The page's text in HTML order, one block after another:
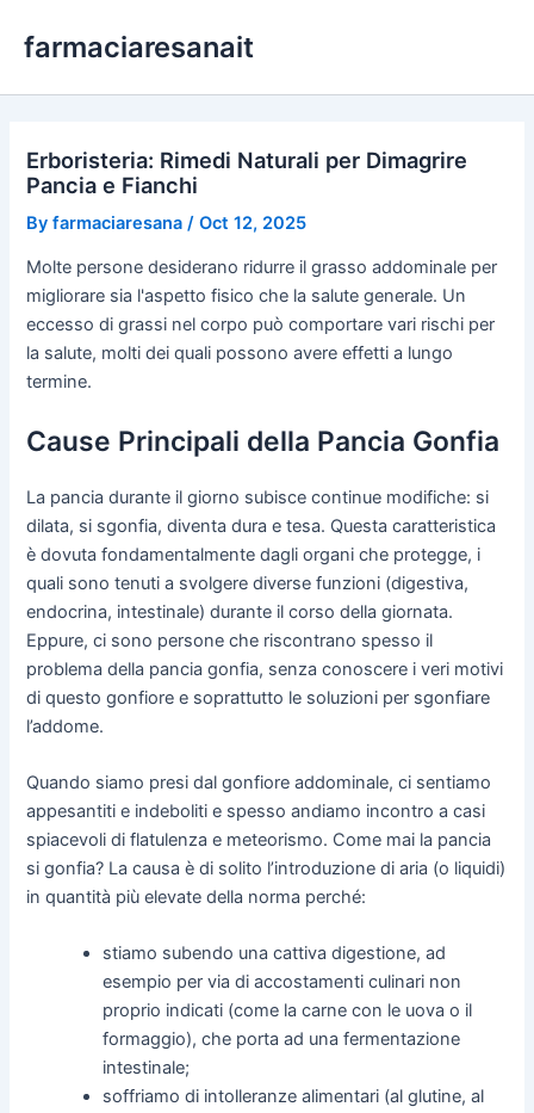
farmaciaresanait
Erboristeria: Rimedi Naturali per Dimagrire
Pancia e Fianchi
Byfarmaciaresana /Oct 12, 2025
Molte persone desiderano ridurre il grasso addominale per
migliorare sia l'aspetto fisico che la salute generale. Un
eccesso di grassi nel corpo può comportare vari rischi per
la salute, molti dei quali possono avere effetti a lungo
termine.
Cause Principali della Pancia Gonfia
La pancia durante il giorno subisce continue modifiche: si
dilata, si sgonfia, diventa dura e tesa. Questa caratteristica
è dovuta fondamentalmente dagli organi che protegge, i
quali sono tenuti a svolgere diverse funzioni (digestiva,
endocrina, intestinale) durante il corso della giornata.
Eppure, ci sono persone che riscontrano spesso il
problema della pancia gonfia, senza conoscere i veri motivi
di questo gonfiore e soprattutto le soluzioni per sgonfiare
l’addome.
Quando siamo presi dal gonfiore addominale, ci sentiamo
appesantiti e indeboliti e spesso andiamo incontro a casi
spiacevoli di flatulenza e meteorismo. Come mai la pancia
si gonfia? La causa è di solito l’introduzione di aria (o liquidi)
in quantità più elevate della norma perché:
stiamo subendo una cattiva digestione, ad
esempio per via di accostamenti culinari non
proprio indicati (come la carne con le uova o il
formaggio), che porta ad una fermentazione
intestinale;
soffriamo di intolleranze alimentari (al glutine, al